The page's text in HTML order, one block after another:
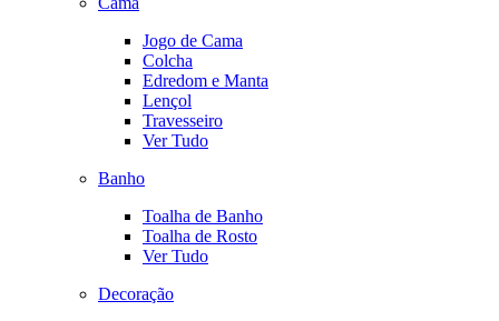
Jogo de Cama
Colcha
Edredom e Manta
Lençol
Travesseiro
Ver Tudo
Banho
Toalha de Banho
Toalha de Rosto
Ver Tudo
Decoração